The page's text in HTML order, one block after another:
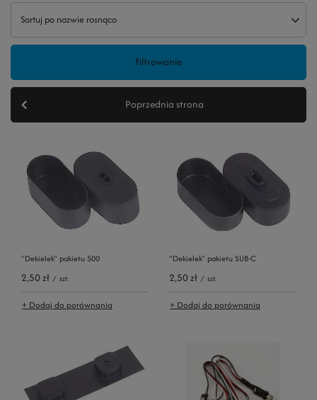
Sortuj po nazwie rosnąco
Filtrowanie
Poprzednia strona
"Dekielek" pakietu 500
2,50 zł / szt.
+ Dodaj do porównania
"Dekielek" pakietu SUB-C
2,50 zł / szt.
+ Dodaj do porównania